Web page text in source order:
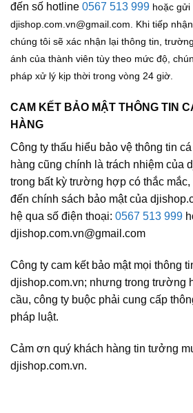
đến số hotline 0567 513 999 hoặc gửi
djishop.com.vn@gmail.com. Khi tiếp
chúng tôi sẽ xác nhận lại thông tin,
ánh của thành viên tùy theo mức độ,
pháp xử lý kịp thời trong vòng 24 giờ.
CAM KẾT BẢO MẬT THÔNG TIN
HÀNG
Công ty thấu hiểu bảo vệ thông tin
hàng cũng chính là trách nhiệm của
trong bất kỳ trường hợp có thắc
đến chính sách bảo mật của
hệ qua số điện thoại: 0567 513 999
djishop.com.vn@gmail.com
Công ty cam kết bảo mật mọi thông
djishop.com.vn; nhưng trong trường
cầu, công ty buộc phải cung cấp
pháp luật.
Cảm ơn quý khách hàng tin tưởng
djishop.com.vn.